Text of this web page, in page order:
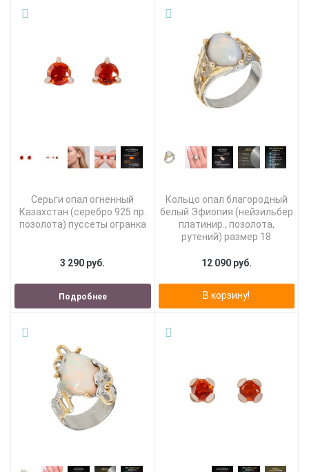
Серьги опал огненный
Казахстан (серебро 925 пр.
позолота) пуссеты огранка
3 290 руб.
Подробнее
Кольцо опал благородный
белый Эфиопия (нейзильбер
платинир., позолота,
рутений) размер 18
12 090 руб.
В корзину!